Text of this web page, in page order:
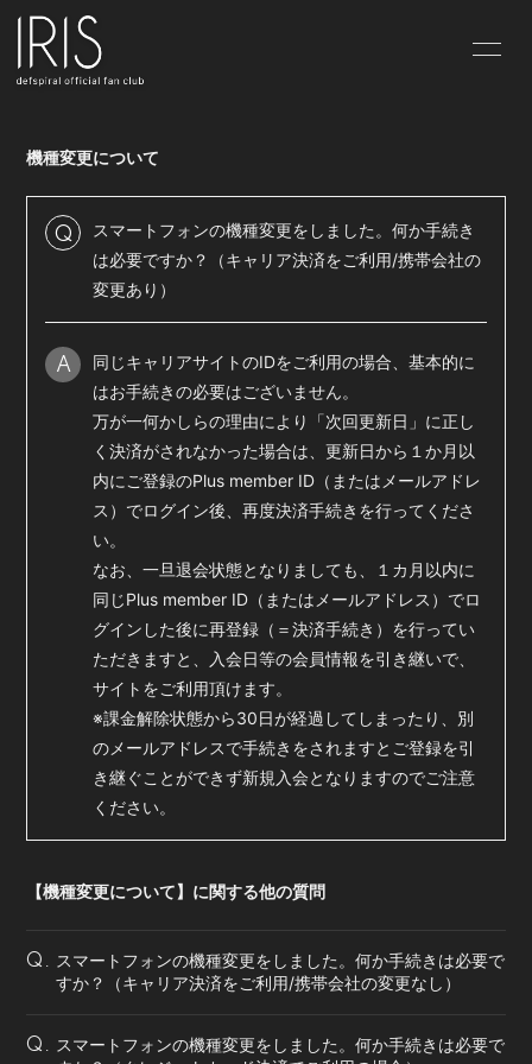
PROFILE
IRIS-MOVIE ABOUT
会員登録 ログイン
機種変更について
Q
スマートフォンの機種変更をしました。何か手続き
は必要ですか？（キャリア決済をご利用/携帯会社の
変更あり）
A
同じキャリアサイトのIDをご利用の場合、基本的に
はお手続きの必要はございません。
万が一何かしらの理由により「次回更新日」に正し
く決済がされなかった場合は、更新日から１か月以
内にご登録のPlus member ID（またはメールアドレ
ス）でログイン後、再度決済手続きを行ってくださ
い。
なお、一旦退会状態となりましても、１カ月以内に
同じPlus member ID（またはメールアドレス）でロ
グインした後に再登録（＝決済手続き）を行ってい
ただきますと、入会日等の会員情報を引き継いで、
サイトをご利用頂けます。
※課金解除状態から30日が経過してしまったり、別
のメールアドレスで手続きをされますとご登録を引
き継ぐことができず新規入会となりますのでご注意
ください。
【機種変更について】に関する他の質問
Q. スマートフォンの機種変更をしました。何か手続きは必要で
すか？（キャリア決済をご利用/携帯会社の変更なし）
Q. スマートフォンの機種変更をしました。何か手続きは必要で